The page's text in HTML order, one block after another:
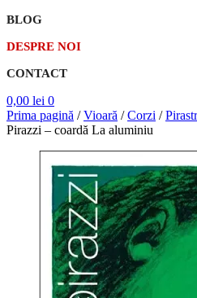
BLOG
DESPRE NOI
CONTACT
0,00 lei 0
Prima pagină /Vioară /Corzi /
Pirazzi – coardă La aluminiu